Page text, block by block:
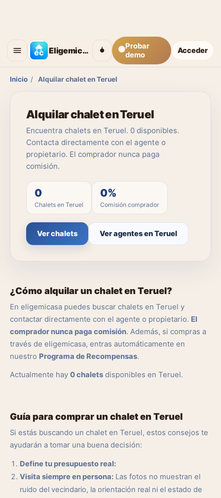
Eligemicasa 🟡Probar
demo
Acceder
Inicio / Alquilar chalet en Teruel
Alquilar chalet en Teruel
Encuentra chalets en Teruel. 0 disponibles.
Contacta directamente con el agente o
propietario. El comprador nunca paga
comisión.
0
Chalets en Teruel
0%
Comisión comprador
Ver chalets Ver agentes en Teruel
¿Cómo alquilar un chalet en Teruel?
En eligemicasa puedes buscar chalets en Teruel y
contactar directamente con el agente o propietario. El
comprador nunca paga comisión. Además, si compras a
través de eligemicasa, entras automáticamente en
nuestro Programa de Recompensas.
Actualmente hay 0 chalets disponibles en Teruel.
Guía para comprar un chalet en Teruel
Si estás buscando un chalet en Teruel, estos consejos te
ayudarán a tomar una buena decisión:
Define tu presupuesto real:
Visita siempre en persona: Las fotos no muestran el
ruido del vecindario, la orientación real ni el estado de